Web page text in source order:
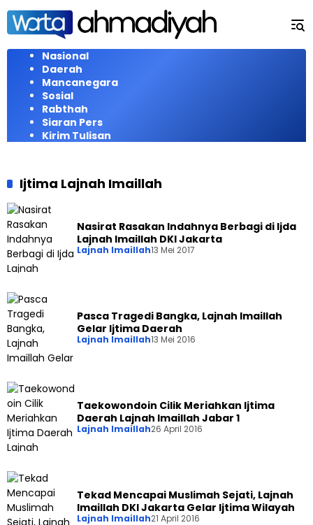
Langsung
konten
Nasional
Daerah
Mancanegara
Sosial
Rabthah
Siaran Pers
Kirim Tulisan
Ijtima Lajnah Imaillah
Nasirat Rasakan Indahnya Berbagi di Ijda
Lajnah Imaillah DKI Jakarta
Lajnah Imaillah13 Mei 2017
Pasca Tragedi Bangka, Lajnah Imaillah
Gelar Ijtima Daerah
Lajnah Imaillah13 Mei 2016
Taekowondoin Cilik Meriahkan Ijtima
Daerah Lajnah Imaillah Jabar 1
Lajnah Imaillah26 April 2016
Tekad Mencapai Muslimah Sejati, Lajnah
Imaillah DKI Jakarta Gelar Ijtima Wilayah
Lajnah Imaillah21 April 2016